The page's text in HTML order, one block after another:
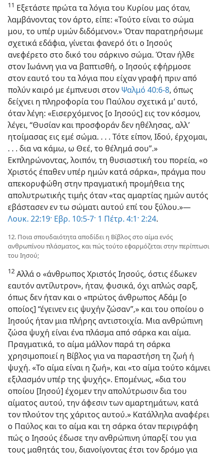
11 Εξετάστε πρώτα τα λόγια του Κυρίου μας όταν,
λαμβάνοντας τον άρτο, είπε: «Τούτο είναι το σώμα
μου, το υπέρ υμών διδόμενον.» Όταν παρατηρήσωμε
σχετικά εδάφια, γίνεται φανερό ότι ο Ιησούς
ανεφέρετο στο δικό του σάρκινο σώμα. Όταν ήλθε
στον Ιωάννη για να βαπτισθή, ο Ιησούς εφήρμοσε
στον εαυτό του τα λόγια που είχαν γραφή πριν από
πολύν καιρό με έμπνευσι στον Ψαλμό 40:6-8, όπως
δείχνει η πληροφορία του Παύλου σχετικά μ’ αυτό,
όταν λέγη: «Εισερχόμενος [ο Ιησούς] εις τον κόσμον,
λέγει, “Θυσίαν και προσφοράν δεν ηθέλησας, αλλ’
ητοίμασας εις εμέ σώμα. . . . Τότε είπον, Ιδού, έρχομαι,
. . . δια να κάμω, ω Θεέ, το θέλημά σου”.»
Εκπληρώνοντας, λοιπόν, τη θυσιαστική του πορεία, «ο
Χριστός έπαθεν υπέρ ημών κατά σάρκα», πράγμα που
απεκορυφώθη στην πραγματική προμήθεια της
απολυτρωτικής τιμής όταν «τας αμαρτίας ημών αυτός
εβάστασεν εν τω σώματι αυτού επί του ξύλου.»—
Λουκ. 22:19· Εβρ. 10:5-7· 1 Πέτρ. 4:1· 2:24.
12. Ποια σπουδαιότητα αποδίδει η Βίβλος στο αίμα ενός
ανθρωπίνου πλάσματος, και πώς τούτο εφαρμόζεται στην περίπτωσι
του Ιησού;
12 Αλλά ο «άνθρωπος Χριστός Ιησούς, όστις έδωκεν
εαυτόν αντίλυτρον», ήταν, φυσικά, όχι απλώς σαρξ,
όπως δεν ήταν και ο «πρώτος άνθρωπος Αδάμ [ο
οποίος] “έγεινεν εις ψυχήν ζώσαν”,» και του οποίου ο
Ιησούς ήταν μια πλήρης αντιστοιχία. Μια ανθρώπινη
ζώσα ψυχή είναι ένα πλάσμα από σάρκα και αίμα.
Πραγματικά, το αίμα μάλλον παρά τη σάρκα
χρησιμοποιεί η Βίβλος για να παραστήση τη ζωή ή
ψυχή. «Το αίμα είναι η ζωή», και «το αίμα τούτο κάμνει
εξιλασμόν υπέρ της ψυχής». Επομένως, «δια του
οποίου [Ιησού] έχομεν την απολύτρωσιν δια του
αίματος αυτού, την άφεσιν των αμαρτημάτων, κατά
τον πλούτον της χάριτος αυτού.» Κατάλληλα αναφέρει
ο Παύλος και το αίμα και τη σάρκα όταν περιγράφη
πώς ο Ιησούς έδωσε την ανθρώπινη ύπαρξί του για
τους μαθητάς του, διανοίγοντας έτσι τον δρόμο για